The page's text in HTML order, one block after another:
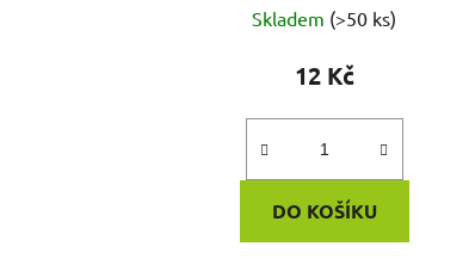
Skladem (>50 ks)
12 Kč
DO KOŠÍKU